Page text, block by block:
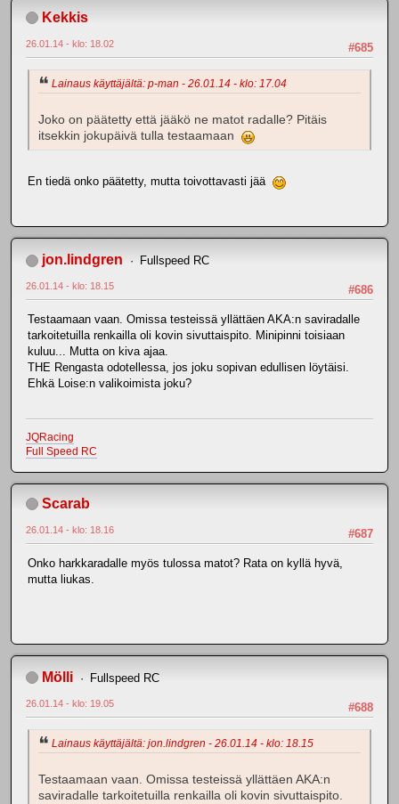
Kekkis
#685
26.01.14 - klo: 18.02
Lainaus käyttäjältä: p-man - 26.01.14 - klo: 17.04
Joko on päätetty että jääkö ne matot radalle? Pitäis
itsekkin jokupäivä tulla testaamaan
En tiedä onko päätetty, mutta toivottavasti jää
jon.lindgren Fullspeed RC
#686
26.01.14 - klo: 18.15
Testaamaan vaan. Omissa testeissä yllättäen AKA:n saviradalle
tarkoitetuilla renkailla oli kovin sivuttaispito. Minipinni toisiaan
kuluu... Mutta on kiva ajaa.
THE Rengasta odotellessa, jos joku sopivan edullisen löytäisi.
Ehkä Loise:n valikoimista joku?
JQRacing
Full Speed RC
Scarab
#687
26.01.14 - klo: 18.16
Onko harkkaradalle myös tulossa matot? Rata on kyllä hyvä,
mutta liukas.
Mölli Fullspeed RC
#688
26.01.14 - klo: 19.05
Lainaus käyttäjältä: jon.lindgren - 26.01.14 - klo: 18.15
Testaamaan vaan. Omissa testeissä yllättäen AKA:n
saviradalle tarkoitetuilla renkailla oli kovin sivuttaispito.